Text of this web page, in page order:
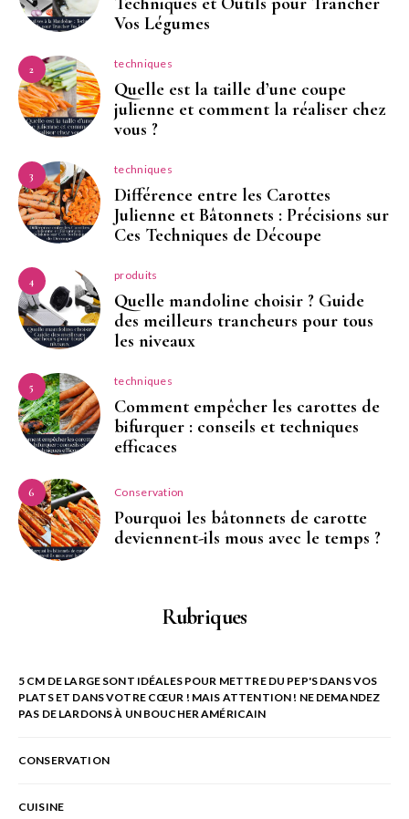
Vos Légumes
2 techniques
Quelle est la taille d’une coupe
julienne et comment la réaliser chez
vous ?
3 techniques
Différence entre les Carottes
Julienne et Bâtonnets : Précisions sur
Ces Techniques de Découpe
4 produits
Quelle mandoline choisir ? Guide
des meilleurs trancheurs pour tous
les niveaux
5 techniques
Comment empêcher les carottes de
bifurquer : conseils et techniques
efficaces
6 Conservation
Pourquoi les bâtonnets de carotte
deviennent-ils mous avec le temps ?
Rubriques
5 CM DE LARGE SONT IDÉALES POUR METTRE DU PEP'S DANS VOS
PLATS ET DANS VOTRE CŒUR ! MAIS ATTENTION ! NE DEMANDEZ
PAS DE LARDONS À UN BOUCHER AMÉRICAIN
CONSERVATION
CUISINE